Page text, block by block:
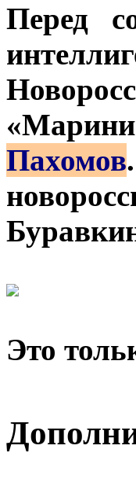
Перед
Пахомов
Это